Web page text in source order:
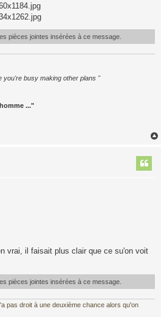
pièces jointes insérées à ce message.
you're busy making other plans "
..."
vrai, il faisait plus clair que ce su'on voit
pièces jointes insérées à ce message.
pas droit à une deuxième chance alors qu'on